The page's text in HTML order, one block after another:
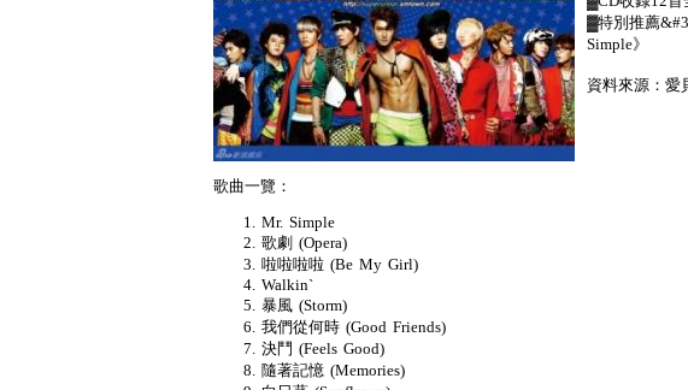
▓特別推薦
Simple》
資料來源：愛
歌曲一覽：
Mr. Simple
歌劇 (Opera)
啦啦啦啦 (Be My Girl)
Walkin`
暴風 (Storm)
我們從何時 (Good Friends)
決鬥 (Feels Good)
隨著記憶 (Memories)